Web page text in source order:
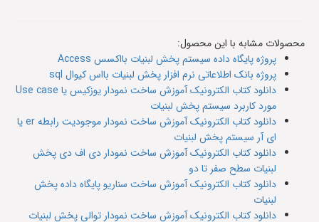
محصولات مشابه با این محصول:
پروژه پایگاه داده سیستم پخش لبنیات بااکسس Access
پروژه بانک اطلاعاتی نرم افزار پخش لبنیات بااس کیوال sql
دانلود کتاب الکترونیک آموزش ساخت نمودار یوزکیس یا Use case
مورد کاربرد سیستم پخش لبنیات
دانلود کتاب الکترونیک آموزش ساخت نمودار موجودیت رابطه er یا
ای آر سیستم پخش لبنیات
دانلود کتاب الکترونیک آموزش ساخت نمودار دی اف دی پخش
لبنیات سطح صفر تا دو
دانلود کتاب الکترونیک آموزش ساخت سناریو پایگاه داده پخش
لبنیات
دانلود کتاب الکترونیک آموزش ساخت نمودار توالی پخش لبنیات